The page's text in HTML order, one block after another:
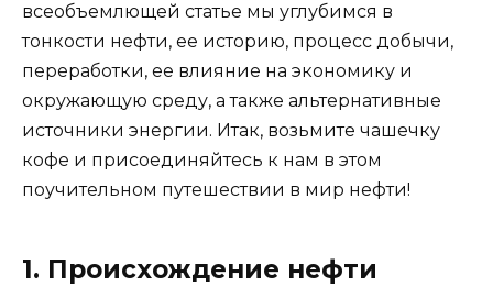
всеобъемлющей статье мы углубимся в
тонкости нефти, ее историю, процесс добычи,
переработки, ее влияние на экономику и
окружающую среду, а также альтернативные
источники энергии. Итак, возьмите чашечку
кофе и присоединяйтесь к нам в этом
поучительном путешествии в мир нефти!
1. Происхождение нефти